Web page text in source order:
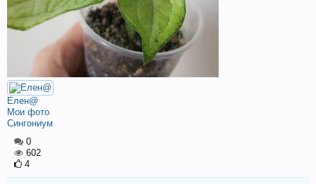
Елен@
Мои фото
Сингониум
0
602
4